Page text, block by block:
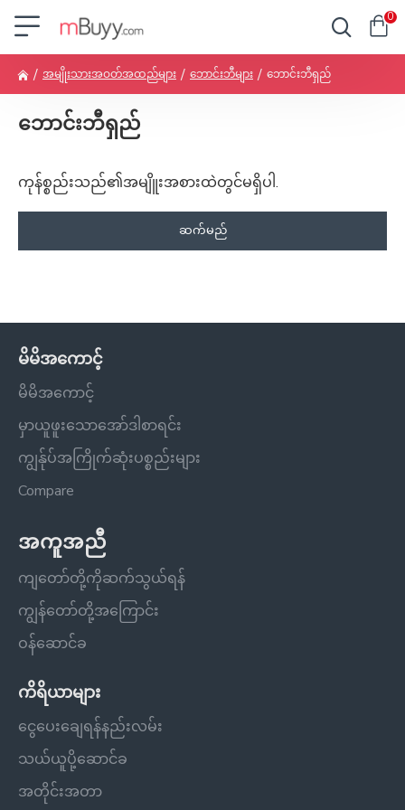
0
အမျိုးသားအဝတ်အထည်များ ဘောင်းဘီများ ဘောင်းဘီရှည်
ဘောင်းဘီရှည်
ကုန်စ္စည်းသည်၏အမျိူးအစားထဲတွင်မရှိပါ.
ဆက်မည်
မိမိအကောင့်
မိမိအကောင့်
မှာယူဖူးသောအော်ဒါစာရင်း
ကျွန်ုပ်အကြိုက်ဆုံးပစ္စည်းများ
Compare
အကူအညီ
ကျတော်တို့ကိုဆက်သွယ်ရန်
ကျွန်တော်တို့အကြောင်း
ဝန်ဆောင်ခ
ကိရိယာများ
ငွေပေးချေရန်နည်းလမ်း
သယ်ယူပို့ဆောင်ခ
အတိုင်းအတာ